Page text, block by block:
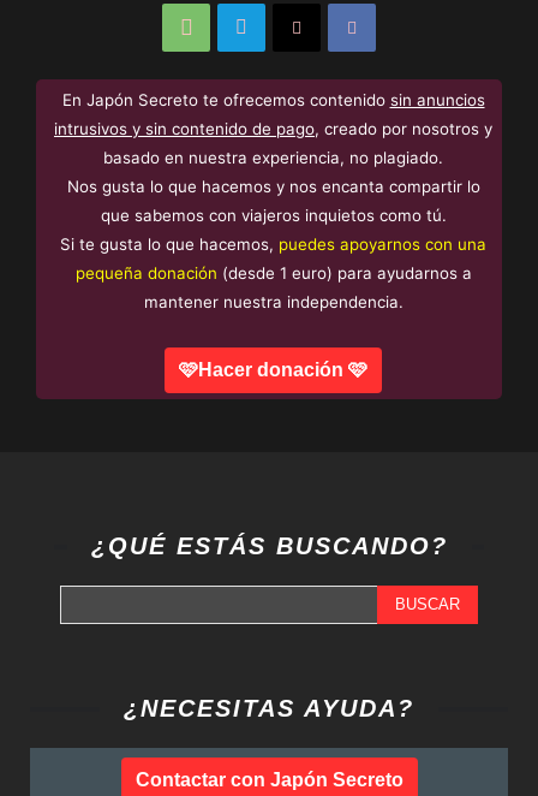
En Japón Secreto te ofrecemos contenido sin anuncios
intrusivos y sin contenido de pago, creado por nosotros y
basado en nuestra experiencia, no plagiado.
Nos gusta lo que hacemos y nos encanta compartir lo
que sabemos con viajeros inquietos como tú.
Si te gusta lo que hacemos, puedes apoyarnos con una
pequeña donación (desde 1 euro) para ayudarnos a
mantener nuestra independencia.
🩷Hacer donación 🩷
¿QUÉ ESTÁS BUSCANDO?
BUSCAR
¿NECESITAS AYUDA?
Contactar con Japón Secreto